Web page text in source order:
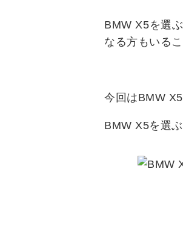
BMW X5を選
なる方もいる
今回はBMW
BMW X5を選